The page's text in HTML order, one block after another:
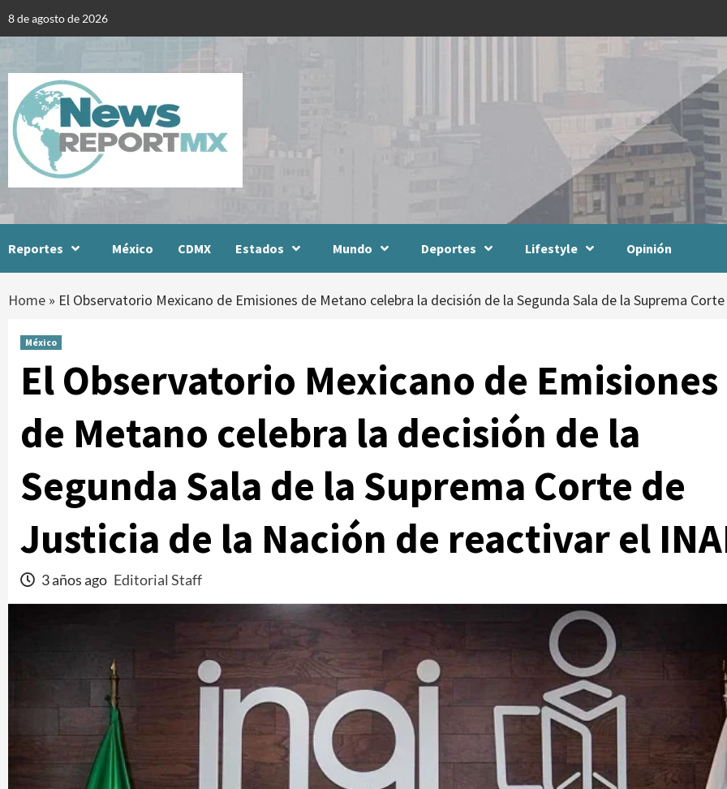
8 de agosto de 2026
Reportes México CDMX Estados Mundo Deportes Lifestyle Opinión
Home » El Observatorio Mexicano de Emisiones de Metano celebra la decisión de la Segunda Sala de la Suprema
México
El Observatorio Mexicano de Emisiones
de Metano celebra la decisión de la
Segunda Sala de la Suprema Corte de
Justicia de la Nación de reactivar el
3 años ago Editorial Staff
Primeras Planas de Periódicos Reportes
Primeras Planas de Periódicos del 7 de agosto
del 2026
1 día ago Editorial Staff